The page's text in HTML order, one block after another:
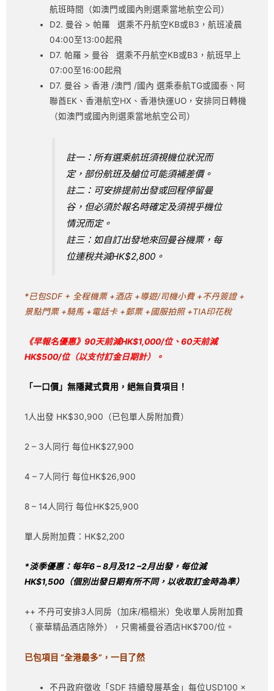
航班時間（如澳門或國內則選乘當地航空公司）
D2. 曼谷 > 帕羅 選乘不丹航空KB或B3，航班凌晨
04:00至13:00起飛
D7. 帕羅 > 曼谷 選乘不丹航空KB或B3，航班早上
07:00至16:00起飛
D7. 曼谷 > 香港 /澳門 /國內 選乘泰航TG或國泰、阿
聯酋EK、香港航空HX、香港快運UO，安排同日轉機
（如澳門或國內則選乘當地航空公司）
註一：所有選乘航班須視機位狀況而
定，部份航班及艙位可能須補差價。
註二：可安排提前出發或回程停留曼
谷，但必須於報名時確定及須視乎機位
情況而定。
註三：如自訂出發地來回曼谷機票，每
位連稅共減HK$2,800。
*已包SDF + 全程機票 +酒店 +導遊/司機小費 +不丹簽證 +
景點門票 +騎馬 +電話卡 +郵票 +國服拍照 +TIA印花稅
《早報名優惠》90天前減HK$1,000/位、60天前減
HK$500/位（以支付訂金日期計） 。
「一口價」無隱藏式費用，絕無自費項目！
1人出發 HK$30,900（已包單人房附加費）
2 – 3人同行 每位HK$27,900
4 – 7人同行 每位HK$26,900
8 – 14人同行 每位HK$25,900
單人房附加費：HK$2,200
*淡季優惠：每年6 – 8月及12 –2月出發，每位減
HK$1,500 （個別出發日期有所不同，以收取訂金時為準）
++ 不丹可安排3人同房（加床/榻榻米）免收單人房附加費
（ 豪華精品酒店除外），只需補曼谷酒店HK$700/位。
已包項目 “全港最多”，一目了然
不丹政府徵收「SDF 持續發展基金」每位USD100 x